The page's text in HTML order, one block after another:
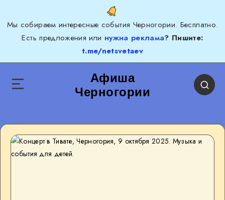
Мы собираем интересные события Черногории. Бесплатно.
Есть предложения или нужна реклама? Пишите:
t.me/netsvetaev
Афиша
Черногории